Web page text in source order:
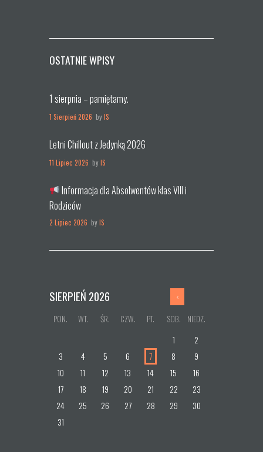
OSTATNIE WPISY
1 sierpnia – pamiętamy.
1 Sierpień 2026 byIS
Letni Chillout z Jedynką 2026
11 Lipiec 2026 byIS
Informacja dla Absolwentów klas VIII i
Rodziców
2 Lipiec 2026 byIS
SIERPIEŃ 2026
PON. WT. ŚR. CZW. PT. SOB. NIEDZ.
1
2
3
4 5 6 7 8
9
10
11 12 13 14 15
16
17
18 19 20 21 22
23
24
25 26 27 28 29
30
31